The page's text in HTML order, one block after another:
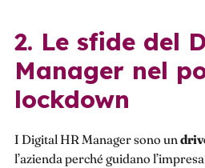
2. Le sfide del
Manager nel
lockdown
I Digital HR Manager sono un
l’azienda perché guidano